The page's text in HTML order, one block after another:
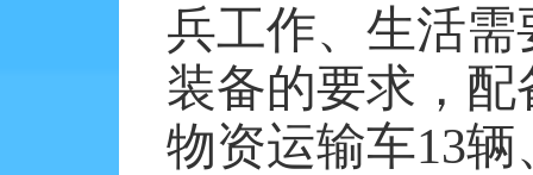
兵工作、生活
装备的要求，配
物资运输车13辆